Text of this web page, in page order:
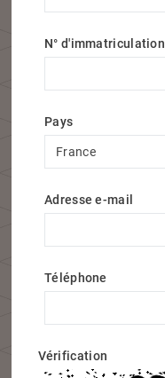
N° d'immatriculation
Pays
France
Pays
Adresse e-mail
Téléphone
Vérification